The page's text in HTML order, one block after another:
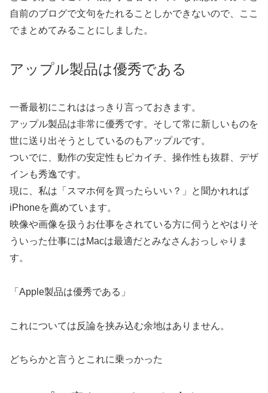
自前のブログで文句をたれることしかできないので、ここ
でまとめてみることにしました。
アップル製品は優秀である
一番最初にこれははっきり言っておきます。
アップル製品は非常に優秀です。そして常に新しいものを
世に送り出そうとしているのもアップルです。
ついでに、動作の安定性もピカイチ、操作性も抜群、デザ
インも秀逸です。
現に、私は「スマホ何を買ったらいい？」と聞かれれば
iPhoneを薦めています。
映像や画像を扱うお仕事をされている方に伺うとやはりそ
ういった仕事にはMacは最適だとみなさんおっしゃりま
す。
「Apple製品は優秀である」
これについては反論を挟み込む余地はありません。
どちらかと言うとこれに乗っかった